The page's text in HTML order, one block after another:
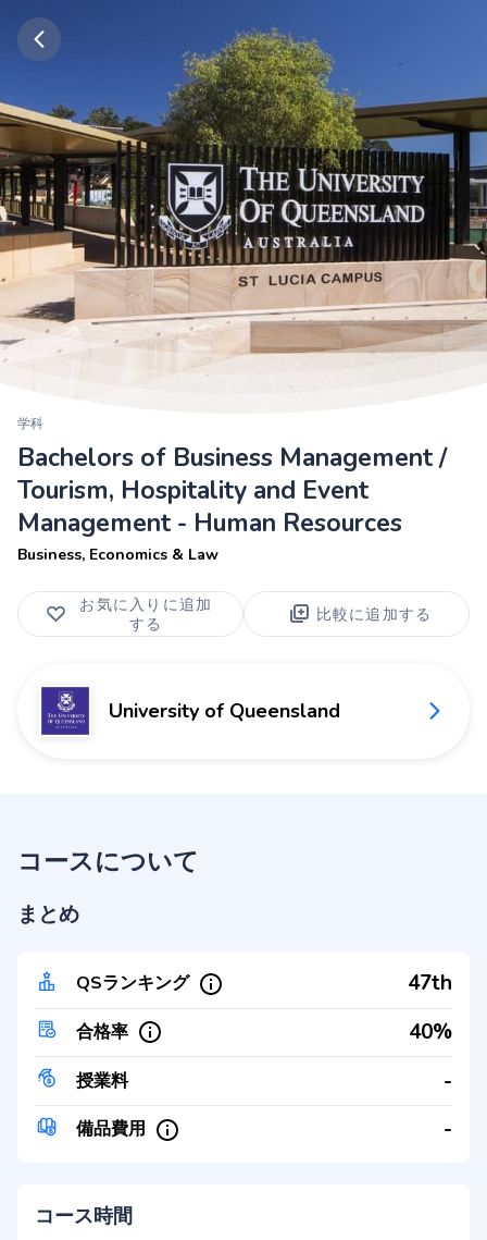
学科
Bachelors of Business Management /
Tourism, Hospitality and Event
Management - Human Resources
Business, Economics & Law
お気に入りに追加
する
比較に追加する
University of Queensland
コースについて
まとめ
QSランキング 47th
合格率 40%
授業料 -
備品費用 -
コース時間